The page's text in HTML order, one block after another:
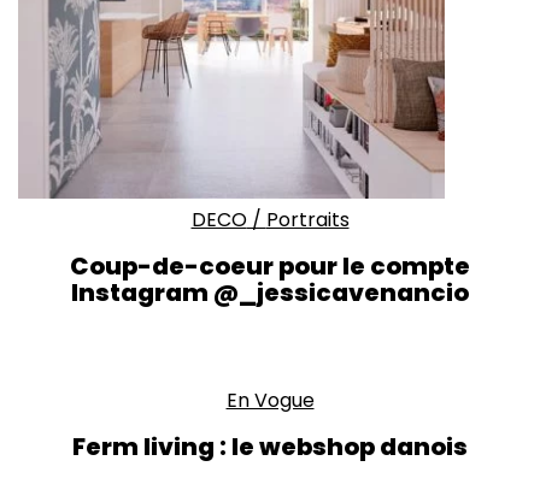
DECO/ Portraits
Coup-de-coeur pour le compte
Instagram @_jessicavenancio
En Vogue
Ferm living : le webshop danois